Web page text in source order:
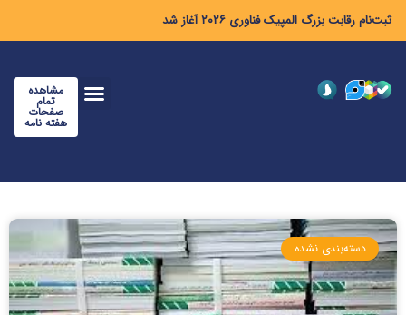
ثبت‌نام رقابت بزرگ المپیک فناوری ۲۰۲۶ آغاز شد
مشاهده
تمام
صفحات
هفته نامه
دسته‌بندی نشده